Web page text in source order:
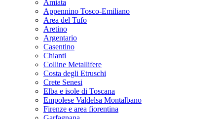
Amiata
Appennino Tosco-Emiliano
Area del Tufo
Aretino
Argentario
Casentino
Chianti
Colline Metallifere
Costa degli Etruschi
Crete Senesi
Elba e isole di Toscana
Empolese Valdelsa Montalbano
Firenze e area fiorentina